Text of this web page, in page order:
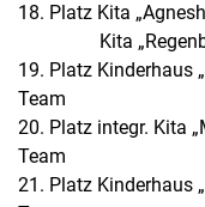
18. Platz Kita
Kita
19. Platz Kinderhaus
Team
20. Platz integr. Kita
Team
21. Platz Kinderhaus